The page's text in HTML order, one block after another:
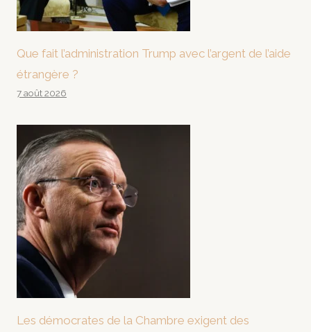
Que fait l’administration Trump avec l’argent de l’aide
étrangère ?
7 août 2026
Les démocrates de la Chambre exigent des